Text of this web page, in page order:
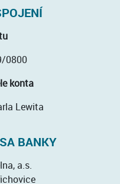
0800
konta
Lewita
BANKY
a.s.